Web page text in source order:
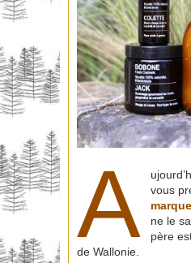
A
vous
marque
ne le
père
de Wallonie.